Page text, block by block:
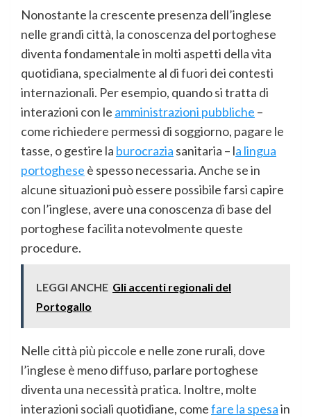
Nonostante la crescente presenza dell’inglese
nelle grandi città, la conoscenza del portoghese
diventa fondamentale in molti aspetti della vita
quotidiana, specialmente al di fuori dei contesti
internazionali. Per esempio, quando si tratta di
interazioni con le amministrazioni pubbliche –
come richiedere permessi di soggiorno, pagare le
tasse, o gestire la burocrazia sanitaria – la lingua
portoghese è spesso necessaria. Anche se in
alcune situazioni può essere possibile farsi capire
con l’inglese, avere una conoscenza di base del
portoghese facilita notevolmente queste
procedure.
LEGGI ANCHE Gli accenti regionali del
Portogallo
Nelle città più piccole e nelle zone rurali, dove
l’inglese è meno diffuso, parlare portoghese
diventa una necessità pratica. Inoltre, molte
interazioni sociali quotidiane, comefare la spesain